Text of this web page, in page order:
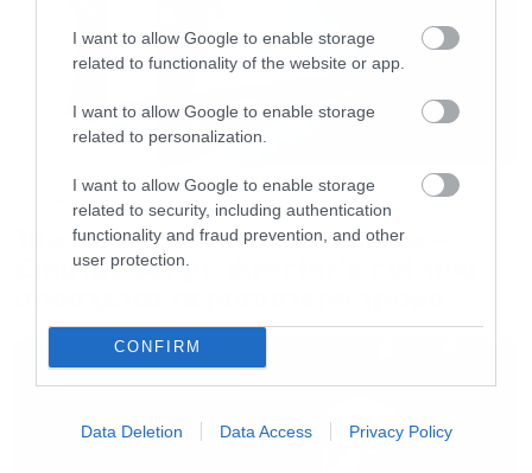
I want to allow Google to enable storage
related to functionality of the website or app.
I want to allow Google to enable storage
related to personalization.
I want to allow Google to enable storage
related to security, including authentication
functionality and fraud prevention, and other
user protection.
CONFIRM
Data Deletion Data Access Privacy Policy
καλύτερα τους λόγους που οδήγησαν την
Daenerys στην απόφαση να τους κάψει τελικά
επεισόδιο με τίτλο The Last of
The Starks, ο Jon Snow συζητά με την Ντενέρις
το θέμα της διεκδίκησης του θρόνου. «Σε
αηδιάζει» του λέει αυτή αναφερόμενη στην
αποκάλυψη ότι είναι συγγενείς.
για τη σχέση του πρώτου με την Daenerys, ενώ
στη συνέχεια αυτή του μιλάει για το θέμα. Ο
Jon της απαντάει με μία από τις δύο ατάκες
που είχε σε ολόκληρη τη σεζόν. «Είσαι η
Movies
The X-Files: I Want to Believe –
Επιστρέφει με director’s cut που